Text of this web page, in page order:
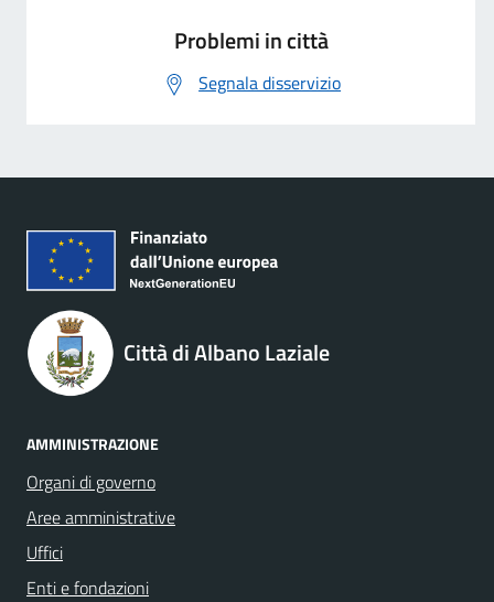
Problemi in città
Segnala disservizio
Città di Albano Laziale
AMMINISTRAZIONE
Organi di governo
Aree amministrative
Uffici
Enti e fondazioni